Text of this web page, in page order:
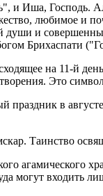
и Иша,
любимое и
и
Брихаспати
на 11-й день
Это
в
Таинство
агамического
могут входить